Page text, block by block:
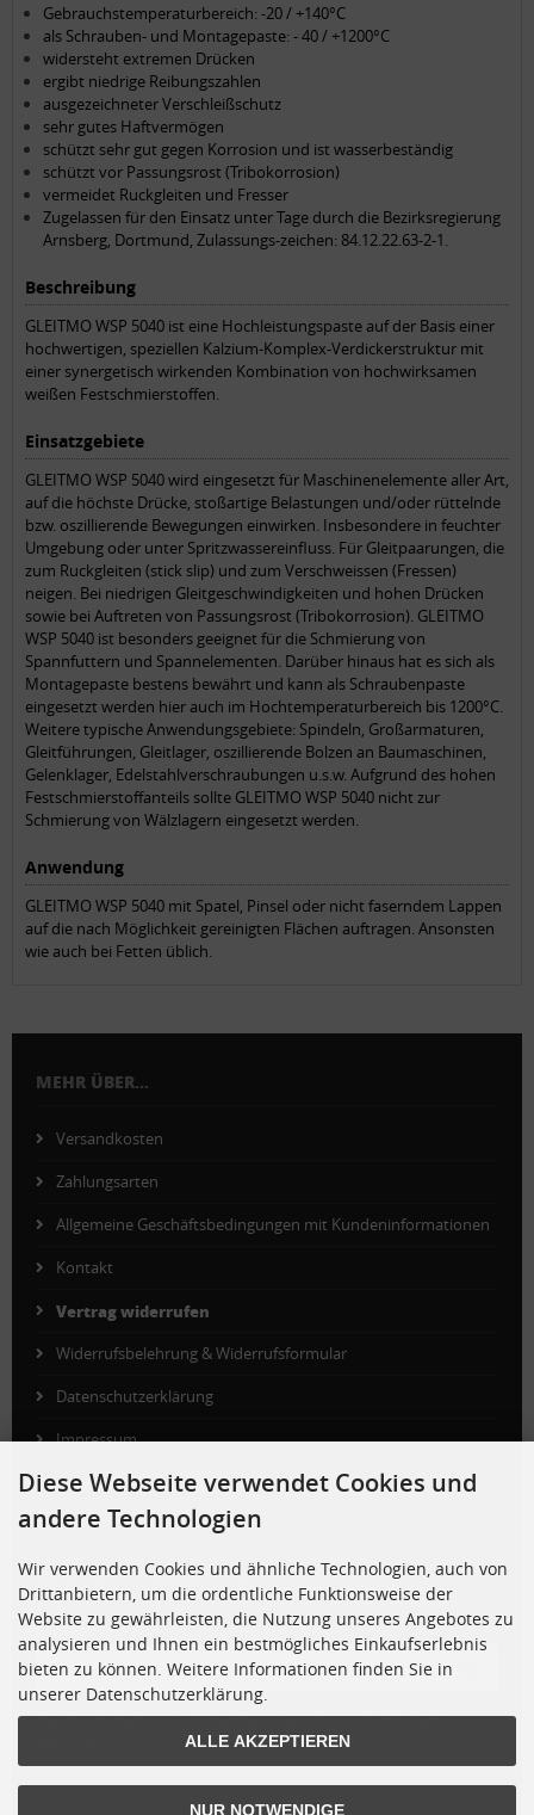
Gebrauchstemperaturbereich: -20 / +140°C
als Schrauben- und Montagepaste: - 40 / +1200°C
widersteht extremen Drücken
ergibt niedrige Reibungszahlen
ausgezeichneter Verschleißschutz
sehr gutes Haftvermögen
schützt sehr gut gegen Korrosion und ist wasserbeständig
schützt vor Passungsrost (Tribokorrosion)
vermeidet Ruckgleiten und Fresser
Zugelassen für den Einsatz unter Tage durch die Bezirksregierung
Arnsberg, Dortmund, Zulassungs-zeichen: 84.12.22.63-2-1.
Beschreibung
GLEITMO WSP 5040 ist eine Hochleistungspaste auf der Basis einer
hochwertigen, speziellen Kalzium-Komplex-Verdickerstruktur mit
einer synergetisch wirkenden Kombination von hochwirksamen
weißen Festschmierstoffen.
Einsatzgebiete
GLEITMO WSP 5040 wird eingesetzt für Maschinenelemente aller Art,
auf die höchste Drücke, stoßartige Belastungen und/oder rüttelnde
bzw. oszillierende Bewegungen einwirken. Insbesondere in feuchter
Umgebung oder unter Spritzwassereinfluss. Für Gleitpaarungen, die
zum Ruckgleiten (stick slip) und zum Verschweissen (Fressen)
neigen. Bei niedrigen Gleitgeschwindigkeiten und hohen Drücken
sowie bei Auftreten von Passungsrost (Tribokorrosion). GLEITMO
WSP 5040 ist besonders geeignet für die Schmierung von
Spannfuttern und Spannelementen. Darüber hinaus hat es sich als
Montagepaste bestens bewährt und kann als Schraubenpaste
eingesetzt werden hier auch im Hochtemperaturbereich bis 1200°C.
Weitere typische Anwendungsgebiete: Spindeln, Großarmaturen,
Gleitführungen, Gleitlager, oszillierende Bolzen an Baumaschinen,
Gelenklager, Edelstahlverschraubungen u.s.w. Aufgrund des hohen
Festschmierstoffanteils sollte GLEITMO WSP 5040 nicht zur
Schmierung von Wälzlagern eingesetzt werden.
Anwendung
GLEITMO WSP 5040 mit Spatel, Pinsel oder nicht faserndem Lappen
auf die nach Möglichkeit gereinigten Flächen auftragen. Ansonsten
wie auch bei Fetten üblich.
MEHR ÜBER...
Versandkosten
Zahlungsarten
Allgemeine Geschäftsbedingungen mit Kundeninformationen
Kontakt
Vertrag widerrufen
Widerrufsbelehrung & Widerrufsformular
Datenschutzerklärung
Impressum
Cookie Einstellungen
NEWSLETTER-ANMELDUNG
E-Mail-Adresse:
Der Newsletter kann jederzeit hier oder in Ihrem Kundenkonto
Diese Webseite verwendet Cookies und
andere Technologien
Wir verwenden Cookies und ähnliche Technologien, auch von
Drittanbietern, um die ordentliche Funktionsweise der
Website zu gewährleisten, die Nutzung unseres Angebotes zu
analysieren und Ihnen ein bestmögliches Einkaufserlebnis
bieten zu können. Weitere Informationen finden Sie in
unserer Datenschutzerklärung.
ALLE AKZEPTIEREN
NUR NOTWENDIGE